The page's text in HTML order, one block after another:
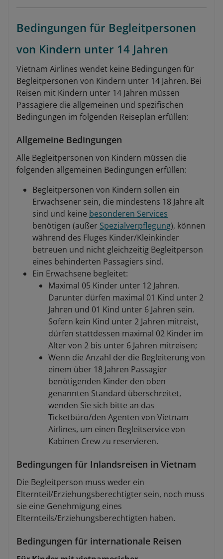
Bedingungen für Begleitpersonen
von Kindern unter 14 Jahren
Vietnam Airlines wendet keine Bedingungen für
Begleitpersonen von Kindern unter 14 Jahren. Bei
Reisen mit Kindern unter 14 Jahren müssen
Passagiere die allgemeinen und spezifischen
Bedingungen im folgenden Reiseplan erfüllen:
Allgemeine Bedingungen
Alle Begleitpersonen von Kindern müssen die
folgenden allgemeinen Bedingungen erfüllen:
Begleitpersonen von Kindern sollen ein
Erwachsener sein, die mindestens 18 Jahre alt
sind und keine besonderen Services
benötigen (außer Spezialverpflegung), können
während des Fluges Kinder/Kleinkinder
betreuen und nicht gleichzeitig Begleitperson
eines behinderten Passagiers sind.
Ein Erwachsene begleitet:
Maximal 05 Kinder unter 12 Jahren.
Darunter dürfen maximal 01 Kind unter 2
Jahren und 01 Kind unter 6 Jahren sein.
Sofern kein Kind unter 2 Jahren mitreist,
dürfen stattdessen maximal 02 Kinder im
Alter von 2 bis unter 6 Jahren mitreisen;
Wenn die Anzahl der die Begleiterung von
einem über 18 Jahren Passagier
benötigenden Kinder den oben
genannten Standard überschreitet,
wenden Sie sich bitte an das
Ticketbüro/den Agenten von Vietnam
Airlines, um einen Begleitservice von
Kabinen Crew zu reservieren.
Bedingungen für Inlandsreisen in Vietnam
Die Begleitperson muss weder ein
Elternteil/Erziehungsberechtigter sein, noch muss
sie eine Genehmigung eines
Elternteils/Erziehungsberechtigten haben.
Bedingungen für internationale Reisen